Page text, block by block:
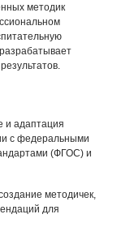
методик
и адаптация
с федеральными
(ФГОС) и
методичек,
для